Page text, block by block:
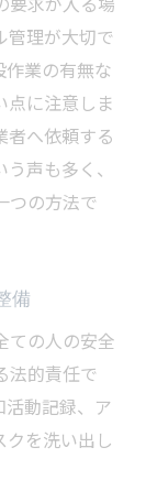
管理が大切で
作業の有無な
点に注意しま
者へ依頼する
声も多く、
つの方法で
備
ての人の安全
法的責任で
活動記録、ア
クを洗い出し